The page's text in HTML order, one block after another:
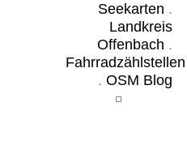
Seekarten .
Landkreis
Offenbach .
Fahrradzählstellen
. OSM Blog